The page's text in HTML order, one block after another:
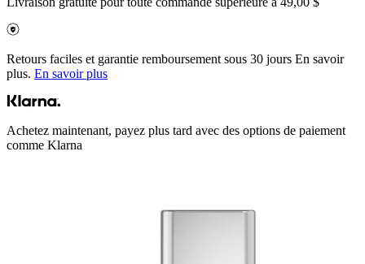
Retours faciles et garantie remboursement sous 30 jours En savoir
plus. En savoir plus
Achetez maintenant, payez plus tard avec des options de paiement
comme Klarna